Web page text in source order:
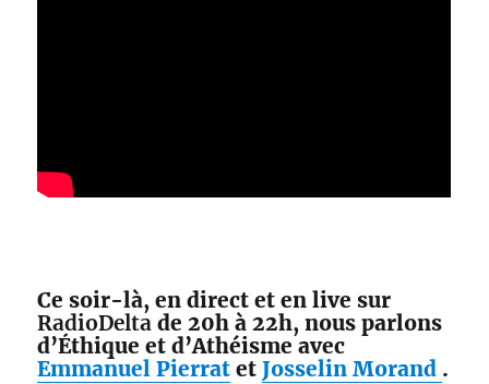
Ce soir-là, en direct et en live sur
RadioDelta de 20h à 22h, nous parlons
d’Éthique et d’Athéisme avec
Emmanuel Pierrat etJosselin Morand .